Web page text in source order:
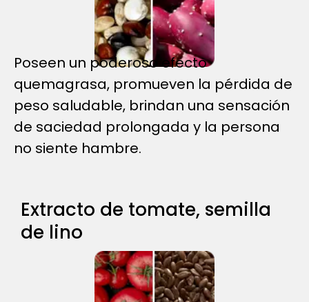
Poseen un poderoso efecto
quemagrasa, promueven la pérdida de
peso saludable, brindan una sensación
de saciedad prolongada y la persona
no siente hambre.
Extracto de tomate, semilla
de lino